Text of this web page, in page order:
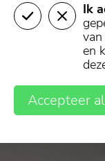
Ik
en
Accepteer